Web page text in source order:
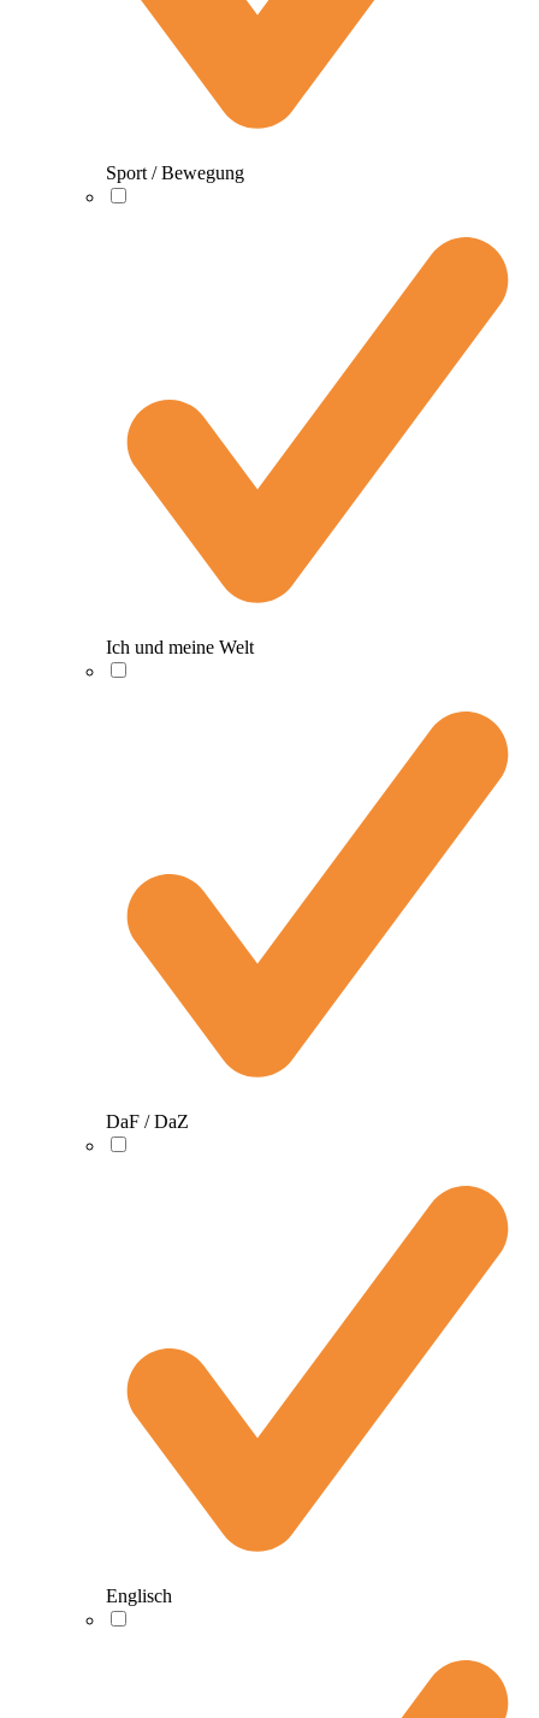
Sport / Bewegung
Ich und meine Welt
DaF / DaZ
Englisch